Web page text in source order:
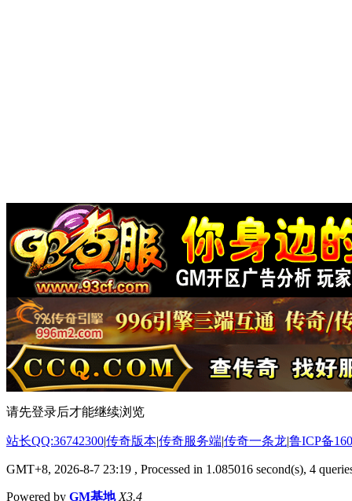
请先登录后才能继续浏览
站长QQ:36742300|传奇版本|传奇服务端|传奇一条龙|鲁ICP备
GMT+8, 2026-8-7 23:19 , Processed in 1.085016 second(s), 4
Powered by GM基地 X3.4